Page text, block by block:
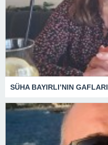
SÜHA BAYIRLI’NIN GAFLARI